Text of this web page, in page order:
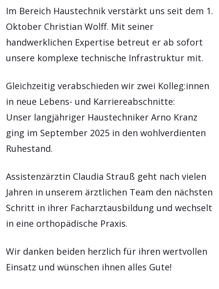
Im Bereich Haustechnik verstärkt uns seit dem 1.
Oktober Christian Wolff. Mit seiner
handwerklichen Expertise betreut er ab sofort
unsere komplexe technische Infrastruktur mit.
Gleichzeitig verabschieden wir zwei Kolleg:innen
in neue Lebens- und Karriereabschnitte:
Unser langjähriger Haustechniker Arno Kranz
ging im September 2025 in den wohlverdienten
Ruhestand.
Assistenzärztin Claudia Strauß geht nach vielen
Jahren in unserem ärztlichen Team den nächsten
Schritt in ihrer Facharztausbildung und wechselt
in eine orthopädische Praxis.
Wir danken beiden herzlich für ihren wertvollen
Einsatz und wünschen ihnen alles Gute!